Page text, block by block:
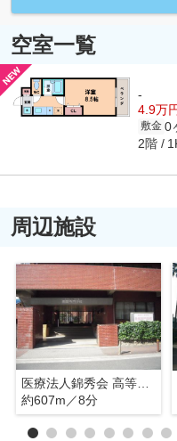
空室一覧
-
4.9万
敷金 0
2階
周辺施設
医療法人錦秀会 高等看護学院
約607m／8分